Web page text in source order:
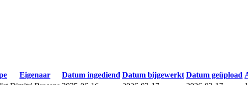
Eigenaar Datum ingediend Datum bijgewerkt Datum geüpload